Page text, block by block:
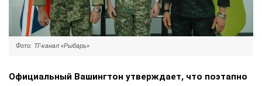
Фото: ТГ-канал «Рыбарь»
Официальный Вашингтон утверждает, что поэтапно